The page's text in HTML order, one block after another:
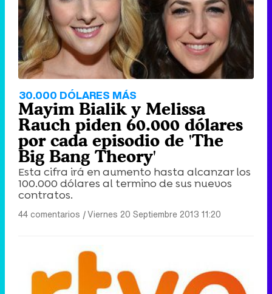
30.000 DÓLARES MÁS
Mayim Bialik y Melissa
Rauch piden 60.000 dólares
por cada episodio de 'The
Big Bang Theory'
Esta cifra irá en aumento hasta alcanzar los
100.000 dólares al termino de sus nuevos
contratos.
44 comentarios |Viernes 20 Septiembre 2013 11:20